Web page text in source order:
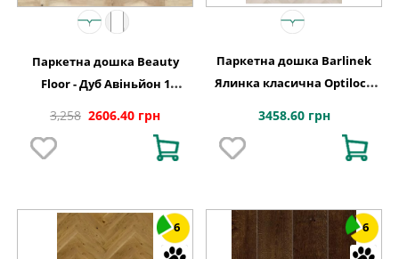
Паркетна дошка Beauty
Floor - Дуб Авіньйон 1
3,258 2606.40 грн
Паркетна дошка Barlinek
Ялинка класична Optilock
1WC000001
3458.60 грн
6 6